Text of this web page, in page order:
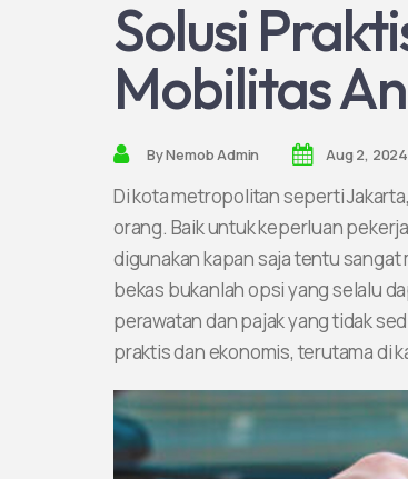
Solusi
Mobilitas
ByNemob Admin Aug 2, 2024
Di kota metropolitan seperti
orang. Baik untuk keperluan
digunakan kapan saja tentu
bekas bukanlah opsi yang selalu
perawatan dan pajak yang tidak
praktis dan ekonomis, terutama di